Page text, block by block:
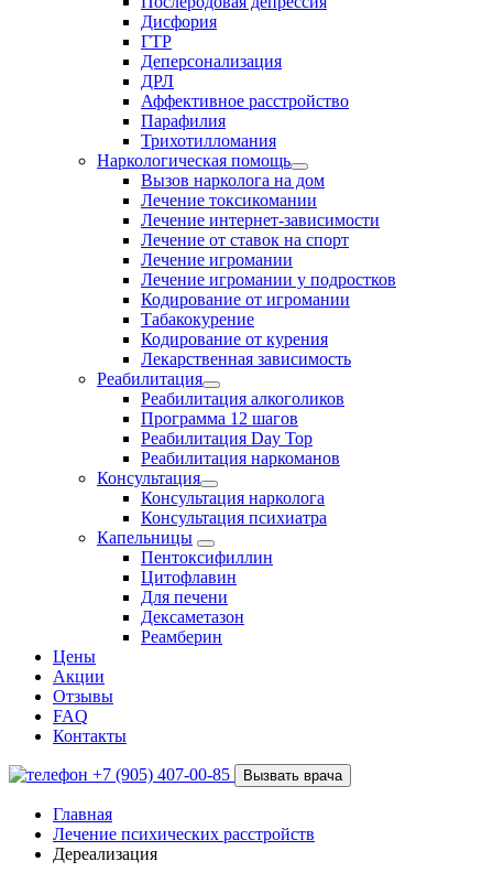
Дисфория
ГТР
Деперсонализация
ДРЛ
Аффективное расстройство
Парафилия
Трихотилломания
Наркологическая помощь
Вызов нарколога на дом
Лечение токсикомании
Лечение интернет-зависимости
Лечение от ставок на спорт
Лечение игромании
Лечение игромании у подростков
Кодирование от игромании
Табакокурение
Кодирование от курения
Лекарственная зависимость
Реабилитация
Реабилитация алкоголиков
Программа 12 шагов
Реабилитация Day Top
Реабилитация наркоманов
Консультация
Консультация нарколога
Консультация психиатра
Капельницы
Пентоксифиллин
Цитофлавин
Для печени
Дексаметазон
Реамберин
Цены
Акции
Отзывы
FAQ
Контакты
+7 (905) 407-00-85 Вызвать врача
Главная
Лечение психических расстройств
Дереализация